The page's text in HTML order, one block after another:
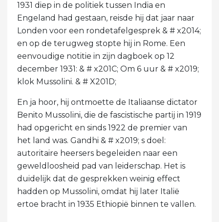
1931 diep in de politiek tussen India en
Engeland had gestaan, reisde hij dat jaar naar
Londen voor een rondetafelgesprek & # x2014;
en op de terugweg stopte hij in Rome. Een
eenvoudige notitie in zijn dagboek op 12
december 1931: & # x201C; Om 6 uur & # x2019;
klok Mussolini. & # X201D;
En ja hoor, hij ontmoette de Italiaanse dictator
Benito Mussolini, die de fascistische partij in 1919
had opgericht en sinds 1922 de premier van
het land was. Gandhi & # x2019; s doel:
autoritaire heersers begeleiden naar een
geweldloosheid pad van leiderschap. Het is
duidelijk dat de gesprekken weinig effect
hadden op Mussolini, omdat hij later Italië
ertoe bracht in 1935 Ethiopië binnen te vallen.